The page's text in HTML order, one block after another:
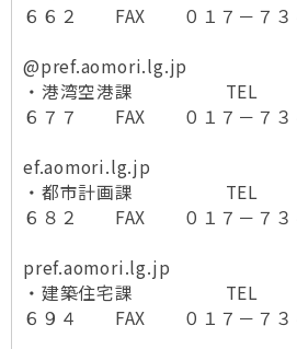
６６２ FAX ０１７－７３
e-mail
@pref.aomori.lg.jp
・港湾空港課 TEL ０１
６７７ FAX ０１７－７３
e-mail
ef.aomori.lg.jp
・都市計画課 TEL ０１
６８２ FAX ０１７－７３
e-mail
pref.aomori.lg.jp
・建築住宅課 TEL ０１
６９４ FAX ０１７－７３
e-mail